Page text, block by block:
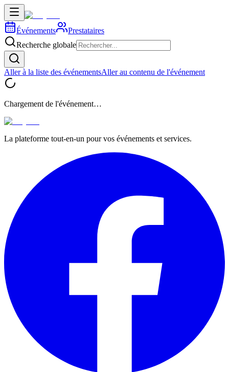
Événements
Prestataires
Recherche globale
Aller à la liste des événementsAller au contenu de l'événement
Chargement de l'événement…
La plateforme tout-en-un pour vos événements et services.